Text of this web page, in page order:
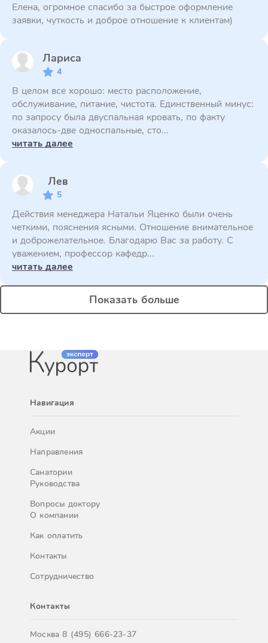
Елена, огромное спасибо за быстрое оформление
заявки, чуткость и доброе отношение к клиентам)
Лариса
4
В целом все хорошо: место расположение,
обслуживание, питание, чистота. Единственный минус:
по запросу была двуспальная кровать, по факту
оказалось-две односпальные, сто...
читать далее
Лев
5
Действия менеджера Натальи Яценко были очень
четкими, пояснения ясными. Отношение внимательное
и доброжелательное. Благодарю Вас за работу. С
уважением, профессор кафедр...
читать далее
Показать больше
Навигация
Акции
Направления
Санатории
Руководства
Вопросы доктору
О компании
Как оплатить
Контакты
Сотрудничество
Контакты
Москва8 (495) 666-23-37